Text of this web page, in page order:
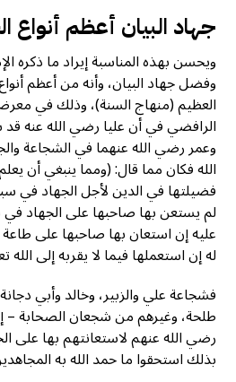
جهاد البيان أعظم أنواع
ويحسن بهذه المناسبة إيراد ما ذكره
وفضل جهاد البيان، وأنه من أعظم
العظيم (منهاج السنة)، وذلك في
الرافضي في أن عليا رضي الله عنه
وعمر رضي الله عنهما في الشجاعة
الله فكان مما قال: (ومما ينبغي أن
فضيلتها في الدين لأجل الجهاد في
لم يستعن بها صاحبها على الجهاد في
عليه إن استعان بها صاحبها على طاعة
له إن استعملها فيما لا يقربه إلى الله
فشجاعة علي والزبير، وخالد وأبي
طلحة، وغيرهم من شجعان الصحابة
رضي الله عنهم لاستعانتهم بها على
بذلك استحقوا ما حمد الله به